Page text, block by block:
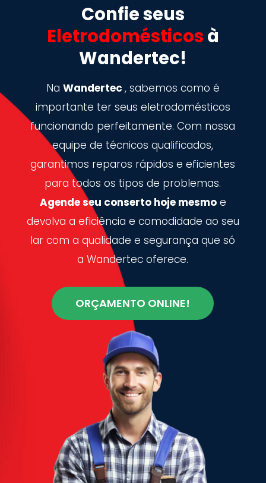
Confie seus
Eletrodomésticos à
Wandertec!
Na Wandertec, sabemos como é
importante ter seus eletrodomésticos
funcionando perfeitamente. Com nossa
equipe de técnicos qualificados,
garantimos reparos rápidos e eficientes
para todos os tipos de problemas.
Agende seu conserto hoje mesmoe
devolva a eficiência e comodidade ao seu
lar com a qualidade e segurança que só
a Wandertec oferece.
ORÇAMENTO ONLINE!